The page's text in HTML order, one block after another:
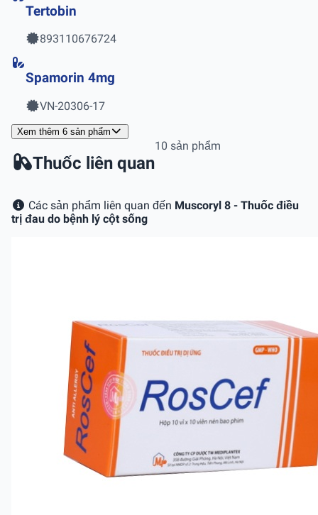
Tertobin
893110676724
Spamorin 4mg
VN-20306-17
Xem thêm 6 sản phẩm
Thuốc liên quan
10 sản phẩm
Các sản phẩm liên quan đến Muscoryl 8 - Thuốc điều
trị đau do bệnh lý cột sống